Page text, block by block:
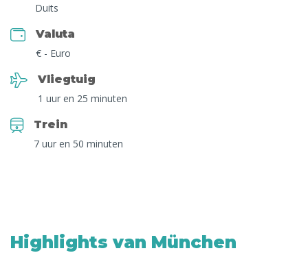
Dans de avond door bij
Een van de
Enjoy München!
Duits
Valuta
€ - Euro
Vliegtuig
1 uur en 25 minuten
Trein
7 uur en 50 minuten
Highlights van München